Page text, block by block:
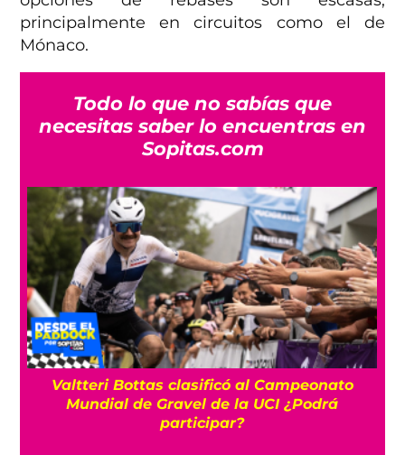
principalmente en circuitos como el de
Mónaco.
Todo lo que no sabías que
necesitas saber lo encuentras en
Sopitas.com
Valtteri Bottas clasificó al Campeonato
Mundial de Gravel de la UCI ¿Podrá
participar?